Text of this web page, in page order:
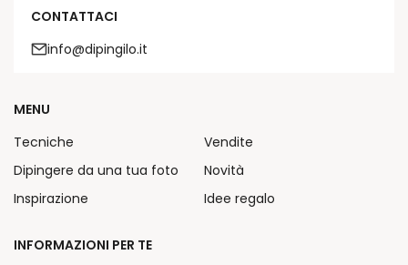
CONTATTACI
info@dipingilo.it
MENU
Tecniche
Dipingere da una tua foto
Inspirazione
Vendite
Novità
Idee regalo
INFORMAZIONI PER TE